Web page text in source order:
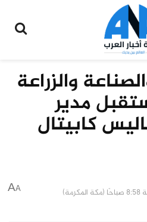
والزراعة
مدير
كابيتال
A
A